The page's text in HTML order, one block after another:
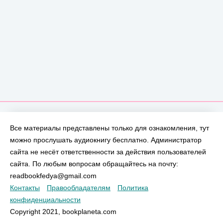
Все материалы представлены только для ознакомления, тут
можно прослушать аудиокнигу бесплатно. Администратор
сайта не несёт ответственности за действия пользователей
сайта. По любым вопросам обращайтесь на почту:
readbookfedya@gmail.com
Контакты
Правообладателям
Политика
конфиденциальности
Copyright 2021, bookplaneta.com